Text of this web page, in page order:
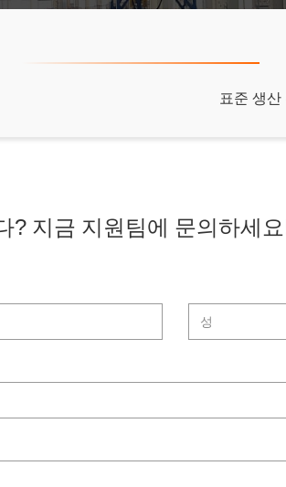
표준 생산
? 지금 지원팀에 문의하세